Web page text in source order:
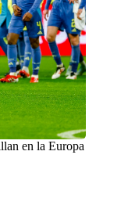
en la Europa